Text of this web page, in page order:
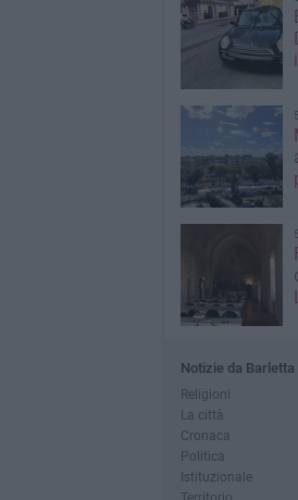
Notizie da Barletta
Religioni
La città
Cronaca
Politica
Istituzionale